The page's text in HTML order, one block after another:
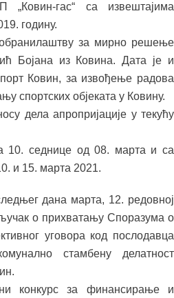
гас“ са извештајима
годину.
за мирно решење
Бојана из Ковина. Дата је и
Ковин, за извођење радова
спортских објеката у Ковину.
дела апропријације у текућу
10. седнице од 08. марта и са
и 15. марта 2021.
дана марта, 12. редовној
о прихватању Споразума о
уговора код послодавца
стамбену делатност
конкурс за финансирање и